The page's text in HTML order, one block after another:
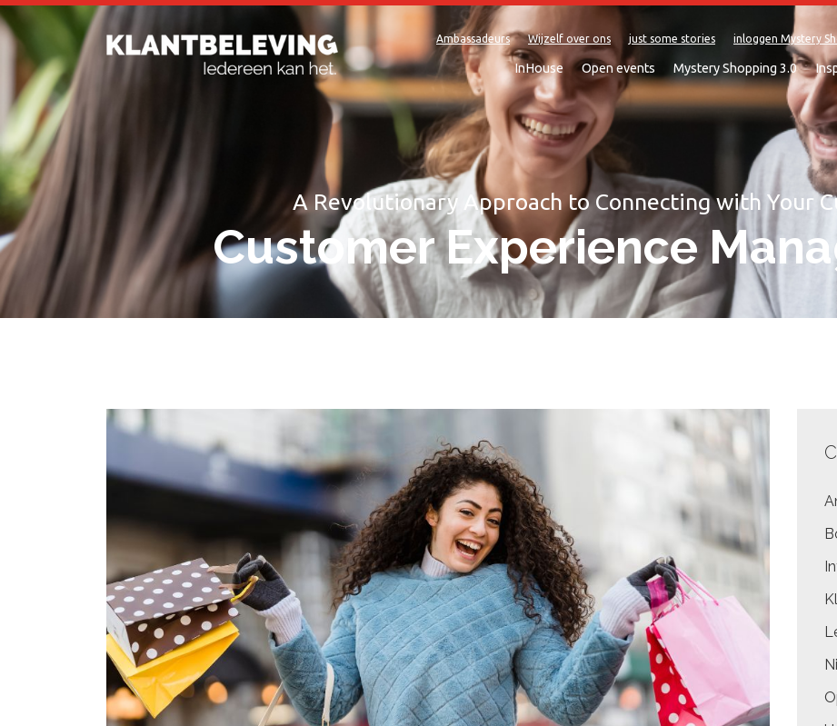
Ambassadeurs Wijzelf over ons just some stories inloggen Mystery
InHouse Open events Mystery Shopping 3.0
A Revolutionary Approach to Connecting with Your
Customer Experience